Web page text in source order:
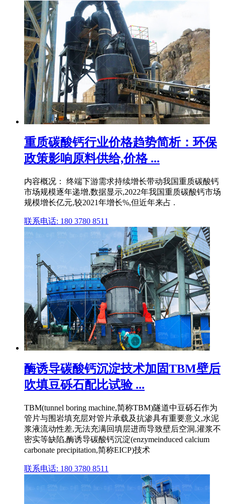
重质碳酸钙行业价格趋势简析：环保
政策影响原料供给,价格 ...
内容概况： 终端下游需求持续增长带动我国重质碳酸钙
市场规模逐年递增,数据显示,2022年我国重质碳酸钙市场
规模增长亿元,较2021年增长%,但近年来占 .
联系电话: 180 3780 8511
酶诱导碳酸钙沉淀技术加固TBM壁后
吹填豆砾石配比试验 ...
TBM(tunnel boring machine,简称TBM)隧道中豆砾石作为
管片与围岩填充层对管片承载及抗渗具有重要意义,水泥
浆液流动性差,无法充满回填层进而导致壁后空洞,灌浆不
密实等缺陷,酶诱导碳酸钙沉淀(enzymeinduced calcium
carbonate precipitation,简称EICP)技术
联系电话: 180 3780 8511